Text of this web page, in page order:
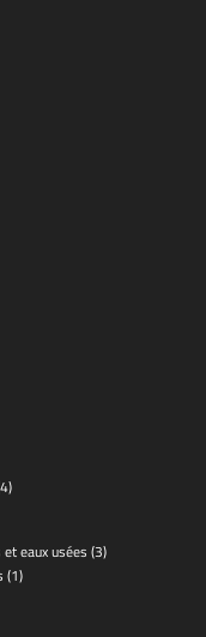
eaux usées (3)
(1)